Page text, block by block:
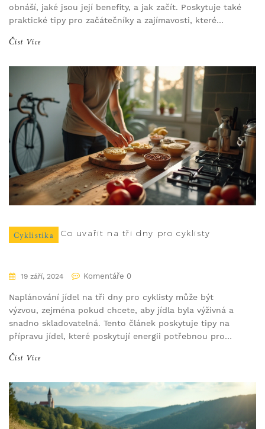
obnáší, jaké jsou její benefity, a jak začít. Poskytuje také
praktické tipy pro začátečníky a zajímavosti, které
Číst Více
Cyklistika Co uvařit na tři dny pro cyklisty
19 září, 2024 Komentáře 0
Naplánování jídel na tři dny pro cyklisty může být
výzvou, zejména pokud chcete, aby jídla byla výživná a
snadno skladovatelná. Tento článek poskytuje tipy na
přípravu jídel, které poskytují energii potřebnou pro
pro snídaně, obědy a večeře.
Číst Více